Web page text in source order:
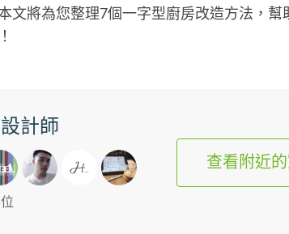
文將為您整理7個一字型廚房改造方法，幫
計師
查看附近